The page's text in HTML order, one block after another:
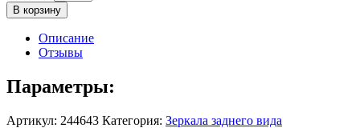
В корзину
Описание
Отзывы
Параметры:
Артикул: 244643 Категория: Зеркала заднего вида